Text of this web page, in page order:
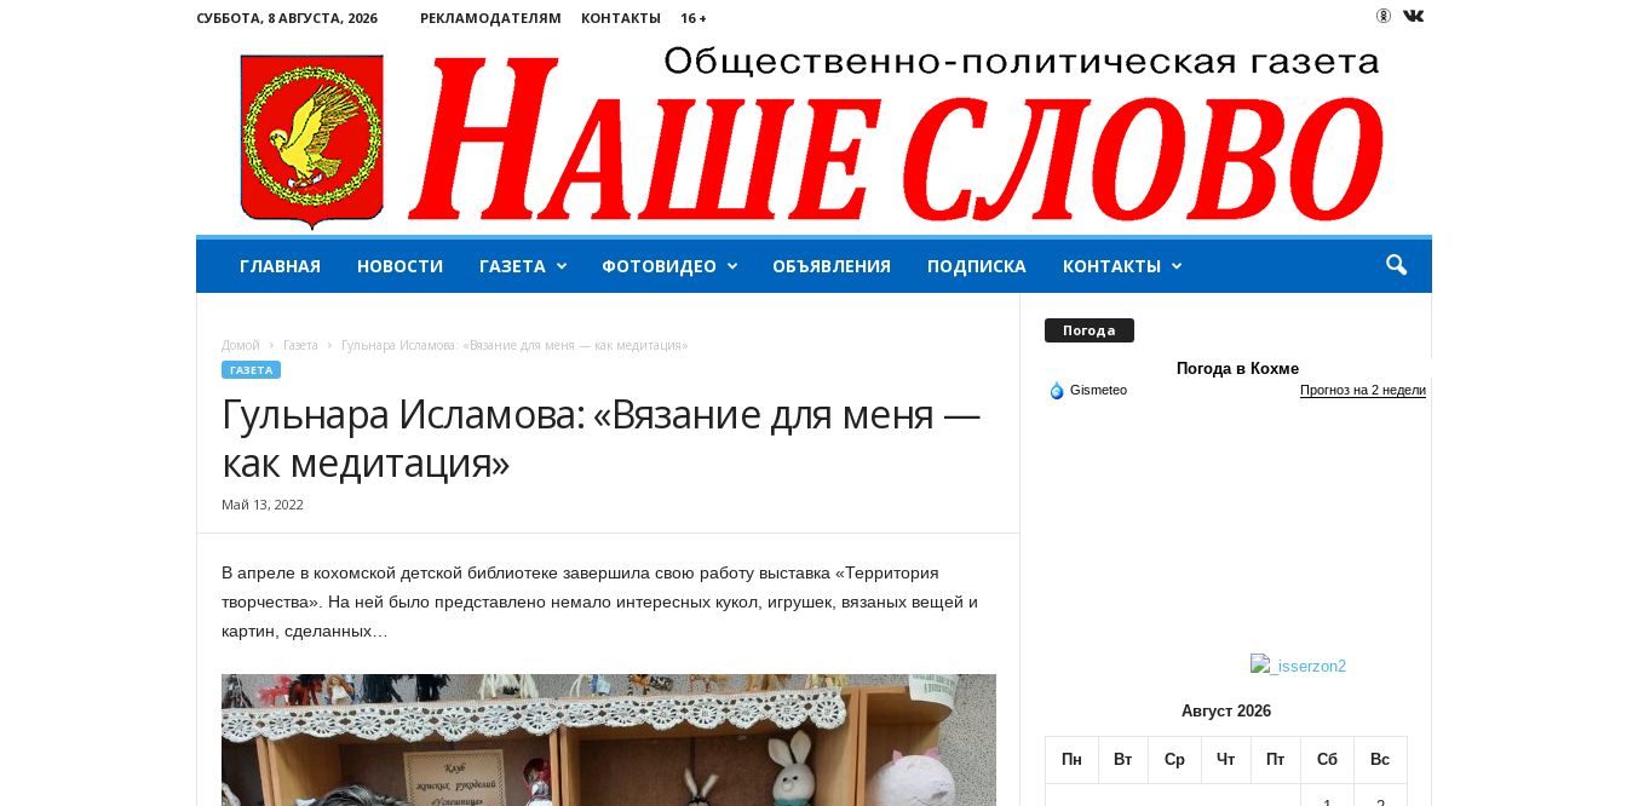
СУББОТА, 8 АВГУСТА, 2026 РЕКЛАМОДАТЕЛЯМ КОНТАКТЫ 16 +
ш
ГЛАВНАЯ НОВОСТИ ГАЗЕТА ФОТОВИДЕО ОБЪЯВЛЕНИЯ ПОДПИСКА КОНТАКТЫ
Домой Газета Гульнара Исламова: «Вязание для меня — как медитация»
ГАЗЕТА
Гульнара Исламова: «Вязание для меня —
как медитация»
Май 13, 2022
В апреле в кохомской детской библиотеке завершила свою работу выставка «Территория
творчества». На ней было представлено немало интересных кукол, игрушек, вязаных вещей и
картин, сделанных…
Погода
Погода в Кохме
Gismeteo Прогноз на 2 недели
Август 2026
Пн Вт Ср Чт Пт Сб Вс